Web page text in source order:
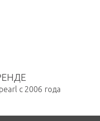
с 2006 года